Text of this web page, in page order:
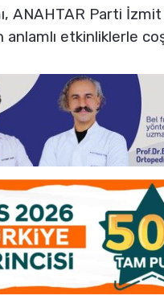
ANAHTAR Parti
etkinliklerle